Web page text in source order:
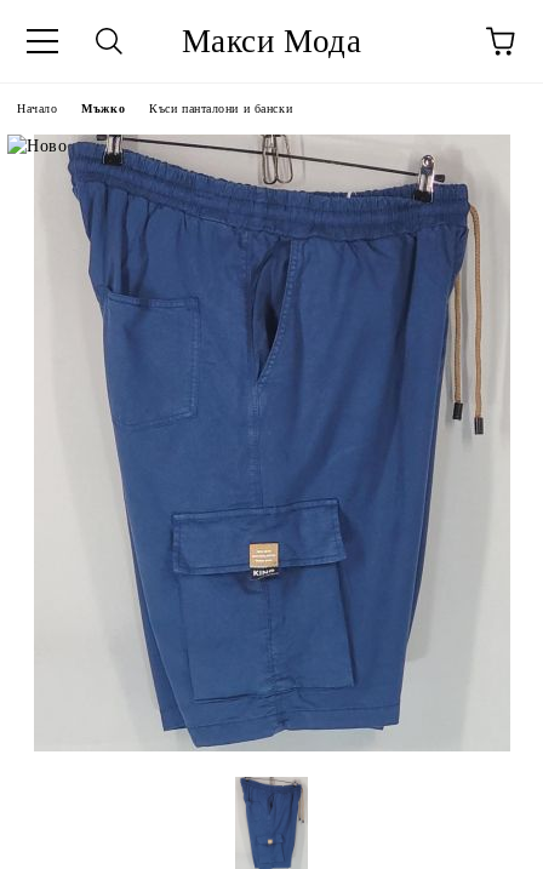
Макси Мода
Начало Мъжко Къси панталони и бански